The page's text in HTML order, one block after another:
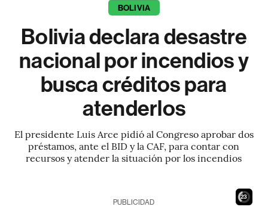
BOLIVIA
Bolivia declara desastre
nacional por incendios y
busca créditos para
atenderlos
El presidente Luis Arce pidió al Congreso aprobar dos
préstamos, ante el BID y la CAF, para contar con
recursos y atender la situación por los incendios
21
PUBLICIDAD